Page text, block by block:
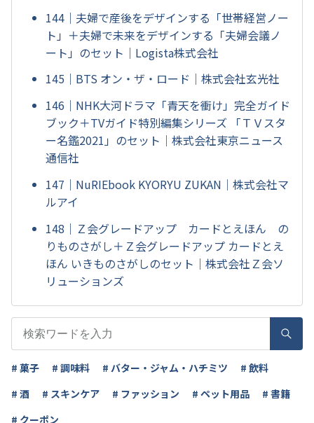
144｜夫婦で産後をデザインする「世帯経営ノー
ト」＋夫婦で未来をデザインする「夫婦会議ノ
ート」のセット｜Logista株式会社
145｜BTS オン・ザ・ロード｜株式会社玄光社
146｜NHK大河ドラマ「青天を衝け」完全ガイド
ブック＋TVガイド特別編集シリーズ 「ＴＶスタ
ー名鑑2021」のセット｜株式会社東京ニュース
通信社
147｜NuRIEbook KYORYU ZUKAN｜株式会社マ
ルアイ
148｜Ｚ会グレードアップ カードとえほん の
りものさがし＋Ｚ会グレードアップ カードとえ
ほん いきものさがしのセット｜株式会社Ｚ会ソ
リューションズ
# 菓子 # 調味料 # バター・ジャム・ハチミツ
# 飲料
# 酒
# スキンケア # ファッション # ペット用品
# 書籍
# クーポン